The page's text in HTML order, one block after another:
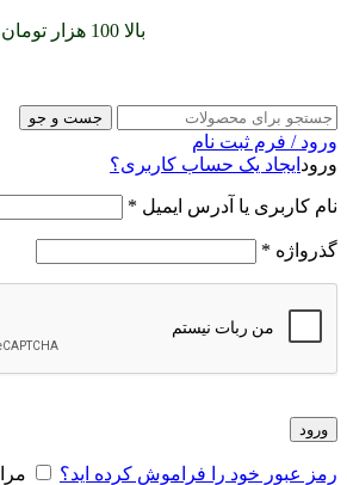
بالا 100 هزار تومان
جست و جو
ورود / فرم ثبت نام
ورود ایجاد یک حساب کاربری؟
نام کاربری یا آدرس ایمیل *
گذرواژه *
ورود
رمز عبور خود را فراموش کرده اید؟